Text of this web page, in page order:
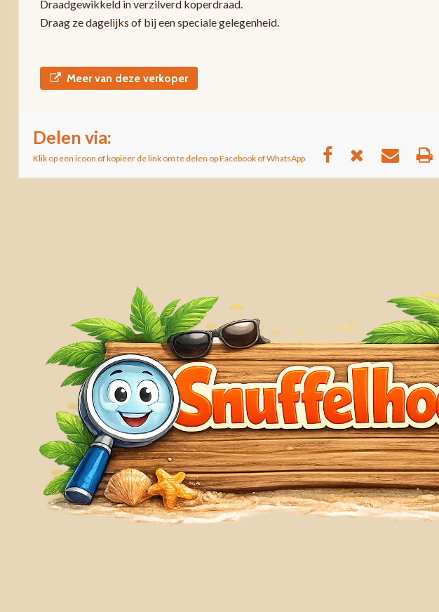
Draadgewikkeld in verzilverd koperdraad.
Draag ze dagelijks of bij een speciale gelegenheid.
Meer van deze verkoper
Delen via:
Klik op een icoon of kopieer de link om te delen op Facebook of WhatsApp